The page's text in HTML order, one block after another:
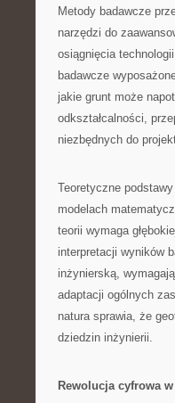
Metody badawcze
narzędzi do
osiągnięcia
badawcze
jakie grunt może
odkształcalności,
niezbędnych do
Teoretyczne
modelach
teorii wymaga
interpretacji wyników
inżynierską,
adaptacji ogólnych
natura sprawia, że
dziedzin inżynierii.
Rewolucja cyfrowa